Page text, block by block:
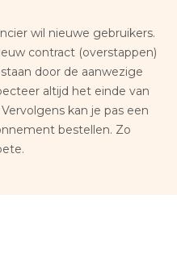
wil nieuwe gebruikers.
contract (overstappen)
door de aanwezige
altijd het einde van
kan je pas een
bestellen. Zo